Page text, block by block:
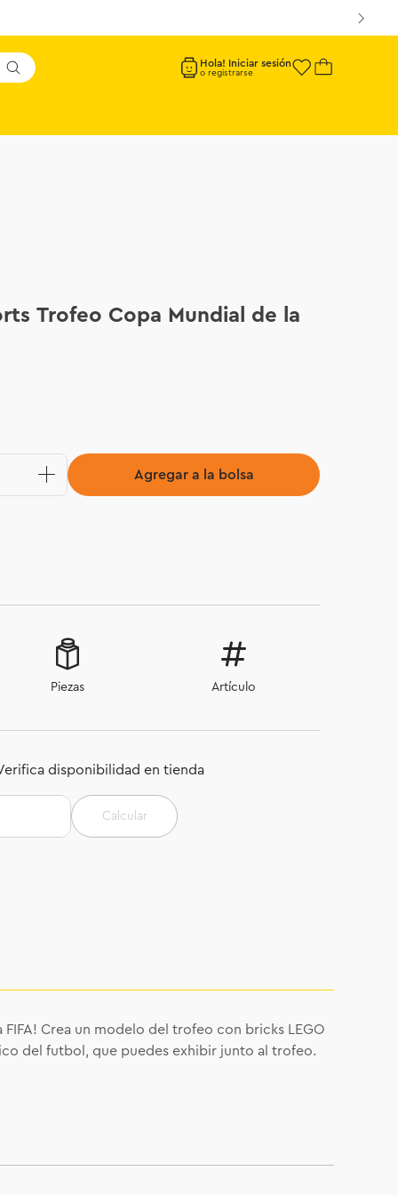
Hola! Iniciar sesión
Trofeo Copa Mundial de la
Agregar a la bolsa
Piezas Artículo
Calcular
Crea un modelo del trofeo con bricks LEGO
del futbol, que puedes exhibir junto al trofeo.